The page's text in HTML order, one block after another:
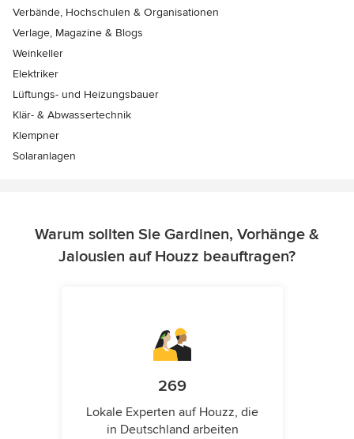
Verbände, Hochschulen & Organisationen
Verlage, Magazine & Blogs
Weinkeller
Elektriker
Lüftungs- und Heizungsbauer
Klär- & Abwassertechnik
Klempner
Solaranlagen
Warum sollten Sie Gardinen, Vorhänge &
Jalousien auf Houzz beauftragen?
269
Lokale Experten auf Houzz, die
in Deutschland arbeiten